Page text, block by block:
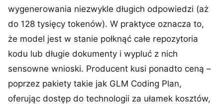
wygenerowania niezwykle długich odpowiedzi (aż
do 128 tysięcy tokenów). W praktyce oznacza to,
że model jest w stanie połknąć całe repozytoria
kodu lub długie dokumenty i wypluć z nich
sensowne wnioski. Producent kusi ponadto ceną –
poprzez pakiety takie jak GLM Coding Plan,
oferując dostęp do technologii za ułamek kosztów,